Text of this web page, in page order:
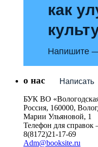
как
Напишите
Написать
о нас
БУК ВО «Вологодская
Россия, 160000,
Марии Ульяновой, 1
Телефон для справок
8(8172)21-17-69
Adm@booksite.ru